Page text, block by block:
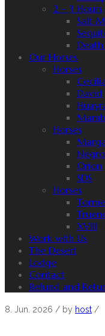
2 – 3 Hours
Salt
Our Horses
Horses
David
Horses
Negro
Orion
SDS
Horses
XVIII
Work with Us
The Desert
Lodge
Contact
Refund and
8. Jun. 2026 / by host /